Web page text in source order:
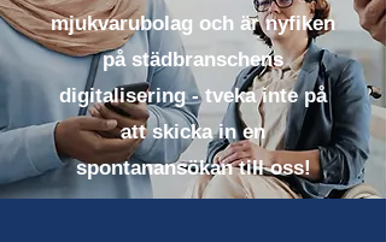
mjukvarubolag och är nyfiken
på städbranschens
digitalisering - tveka inte på
att skicka in en
spontanansökan till oss!